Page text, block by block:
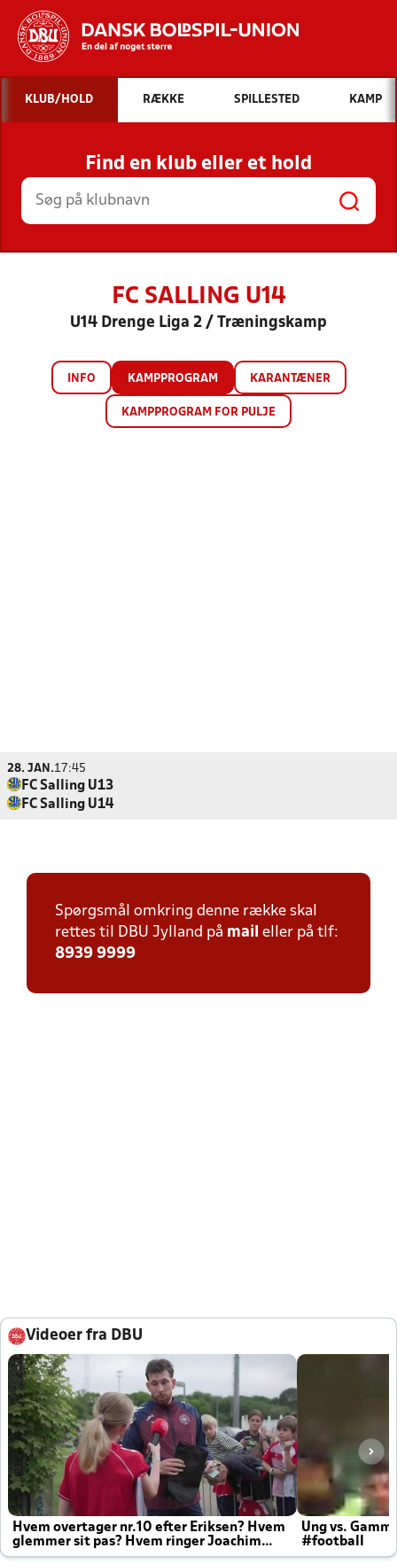
Hvad vil du søge efter?
INDHOLD OG NYHEDER
STILLINGER, RESULTATER, KLUBBER OG
HOLD
KLUB/HOLD RÆKKE SPILLESTED KAMP
Find en klub eller et hold
FC SALLING U14
U14 Drenge Liga 2 / Træningskamp
INFO KAMPPROGRAM KARANTÆNER
KAMPPROGRAM FOR PULJE
28. JAN.17:45
FC Salling U13
FC Salling U14
Spørgsmål omkring denne række skal
rettes til DBU Jylland på mail eller på tlf:
8939 9999
Videoer fra DBU
Hvem overtager nr.10 efter Eriksen? Hvem
glemmer sit pas? Hvem ringer Joachim
altid til efter kampe?
Ung vs.
#football